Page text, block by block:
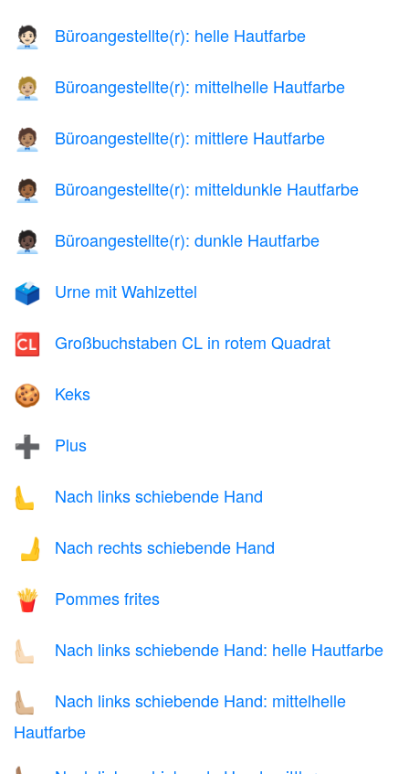
🧑🏻‍💼 Büroangestellte(r): helle Hautfarbe
🧑🏼‍💼 Büroangestellte(r): mittelhelle Hautfarbe
🧑🏽‍💼 Büroangestellte(r): mittlere Hautfarbe
🧑🏾‍💼 Büroangestellte(r): mitteldunkle Hautfarbe
🧑🏿‍💼 Büroangestellte(r): dunkle Hautfarbe
🗳️ Urne mit Wahlzettel
🆑 Großbuchstaben CL in rotem Quadrat
🍪 Keks
➕ Plus
🫷 Nach links schiebende Hand
🫸 Nach rechts schiebende Hand
🍟 Pommes frites
🫷🏻 Nach links schiebende Hand: helle Hautfarbe
🫷🏼
Nach links schiebende Hand: mittelhelle
Hautfarbe